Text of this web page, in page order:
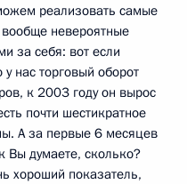
реализовать самые
невероятные
за себя: вот если
нас торговый оборот
к 2003 году он вырос
почти шестикратное
А за первые 6 месяцев
Вы думаете, сколько?
хороший показатель,